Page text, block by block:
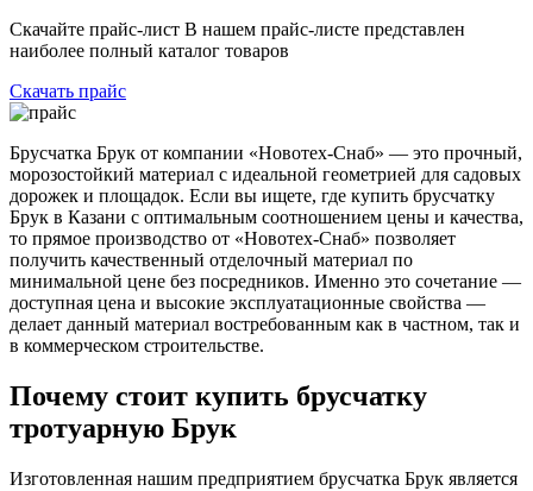
Скачайте прайс-лист В нашем прайс-листе представлен
наиболее полный каталог товаров
Скачать прайс
Брусчатка Брук от компании «Новотех-Снаб» — это прочный,
морозостойкий материал с идеальной геометрией для садовых
дорожек и площадок. Если вы ищете, где купить брусчатку
Брук в Казани с оптимальным соотношением цены и качества,
то прямое производство от «Новотех-Снаб» позволяет
получить качественный отделочный материал по
минимальной цене без посредников. Именно это сочетание —
доступная цена и высокие эксплуатационные свойства —
делает данный материал востребованным как в частном, так и
в коммерческом строительстве.
Почему стоит купить брусчатку
тротуарную Брук
Изготовленная нашим предприятием брусчатка Брук является